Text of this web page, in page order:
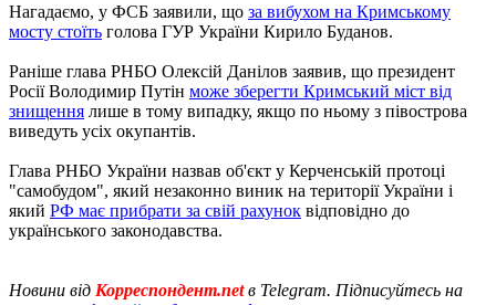
Нагадаємо, у ФСБ заявили, що за вибухом на Кримському
мосту стоїть голова ГУР України Кирило Буданов.
Раніше глава РНБО Олексій Данілов заявив, що президент
Росії Володимир Путін може зберегти Кримський міст від
знищення лише в тому випадку, якщо по ньому з півострова
виведуть усіх окупантів.
Глава РНБО України назвав об'єкт у Керченській протоці
"самобудом", який незаконно виник на території України і
який РФ має прибрати за свій рахунок відповідно до
українського законодавства.
Новини від Корреспондент.netв Telegram. Підписуйтесь на